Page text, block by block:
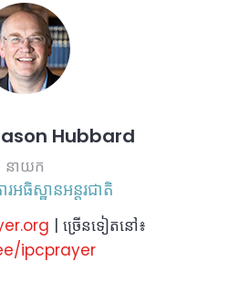
Hubbard
នាយក
រអធិស្ឋានអន្តរជាតិ
| ច្រើនទៀតនៅ៖
ipcprayer